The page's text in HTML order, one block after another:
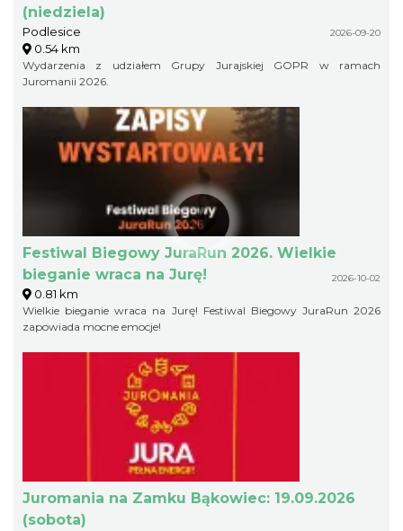
(niedziela)
Podlesice 2026-09-20
0.54 km
Wydarzenia z udziałem Grupy Jurajskiej GOPR w ramach
Juromanii 2026.
Festiwal Biegowy JuraRun 2026. Wielkie
bieganie wraca na Jurę!
2026-10-02
0.81 km
Wielkie bieganie wraca na Jurę! Festiwal Biegowy JuraRun 2026
zapowiada mocne emocje!
Juromania na Zamku Bąkowiec: 19.09.2026
(sobota)